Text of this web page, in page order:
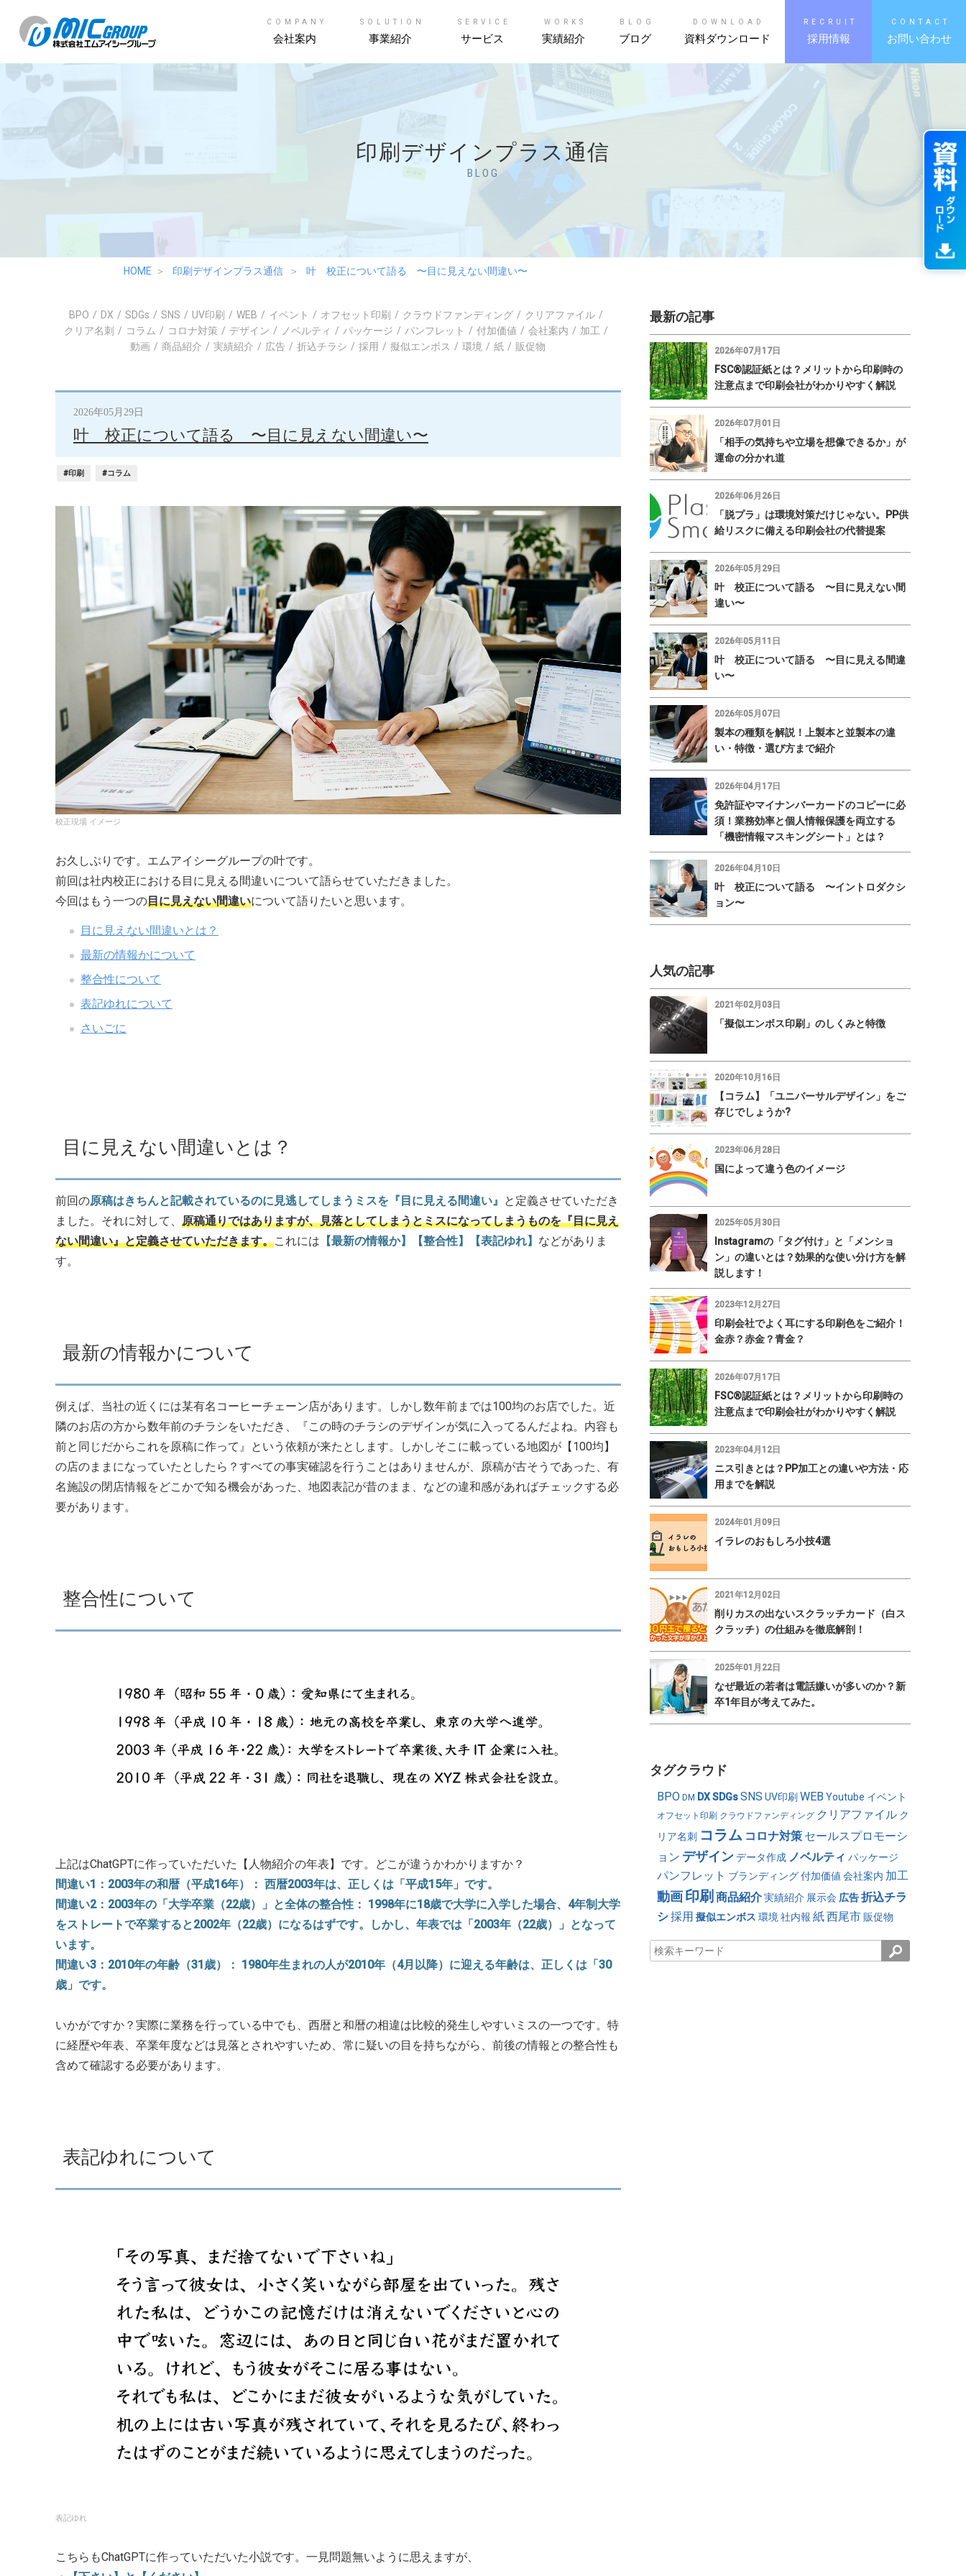
COMPANY
会社案内
SOLUTION
事業紹介
SERVICE
サービス
WORKS
実績紹介
BLOG
ブログ
DOWNLOAD
資料ダウンロード
RECRUIT
採用情報
CONTACT
お問い合わせ
印刷デザインプラス通信
BLOG
HOME 印刷デザインプラス通信 叶 校正について語る 〜目に見えない間違い〜
BPO DX SDGs SNS UV印刷 WEB イベント オフセット印刷 クラウドファンディング
クリアファイル
クリア名刺
コラム コロナ対策 デザイン ノベルティ パッケージ パンフレット 付加価値 会社案内
加工
動画
商品紹介 実績紹介 広告 折込チラシ 採用 擬似エンボス 環境 紙 販促物
2026年05月29日
叶 校正について語る 〜目に見えない間違い〜
#印刷 #コラム
校正現場 イメージ
お久しぶりです。エムアイシーグループの叶です。
前回は社内校正における目に見える間違いについて語らせていただきました。
今回はもう一つの目に見えない間違いについて語りたいと思います。
目に見えない間違いとは？
最新の情報かについて
整合性について
表記ゆれについて
さいごに
目に見えない間違いとは？
前回の原稿はきちんと記載されているのに見逃してしまうミスを『目に見える間違い』 と定義させていただき
ました。それに対して、 原稿通りではありますが、見落としてしまうとミスになってしまうものを『目に見え
ない間違い』と定義させていただきます。これには 【最新の情報か】【整合性】【表記ゆれ】 などがありま
す。
最新の情報かについて
例えば、当社の近くには某有名コーヒーチェーン店があります。しかし数年前までは100均のお店でした。近
隣のお店の方から数年前のチラシをいただき、『この時のチラシのデザインが気に入ってるんだよね。内容も
前と同じだからこれを原稿に作って』という依頼が来たとします。しかしそこに載っている地図が【100均】
の店のままになっていたとしたら？すべての事実確認を行うことはありませんが、原稿が古そうであった、有
名施設の閉店情報をどこかで知る機会があった、地図表記が昔のまま、などの違和感があればチェックする必
要があります。
整合性について
上記はChatGPTに作っていただいた【人物紹介の年表】です。どこが違うかわかりますか？
間違い1：2003年の和暦（平成16年）： 西暦2003年は、正しくは「平成15年」です。
間違い2：2003年の「大学卒業（22歳）」と全体の整合性： 1998年に18歳で大学に入学した場合、4年制大学
をストレートで卒業すると2002年（22歳）になるはずです。しかし、年表では「2003年（22歳）」となって
います。
間違い3：2010年の年齢（31歳）： 1980年生まれの人が2010年（4月以降）に迎える年齢は、正しくは「30
歳」です。
いかがですか？実際に業務を行っている中でも、西暦と和暦の相違は比較的発生しやすいミスの一つです。特
に経歴や年表、卒業年度などは見落とされやすいため、常に疑いの目を持ちながら、前後の情報との整合性も
含めて確認する必要があります。
表記ゆれについて
表記ゆれ
こちらもChatGPTに作っていただいた小説です。一見問題無いように思えますが、
最新の記事
2026年07月17日
FSC®認証紙とは？メリットから印刷時の
注意点まで印刷会社がわかりやすく解説
2026年07月01日
「相手の気持ちや立場を想像できるか」が
運命の分かれ道
2026年06月26日
「脱プラ」は環境対策だけじゃない。PP供
給リスクに備える印刷会社の代替提案
2026年05月29日
叶 校正について語る 〜目に見えない間
違い〜
2026年05月11日
叶 校正について語る 〜目に見える間違
い〜
2026年05月07日
製本の種類を解説！上製本と並製本の違
い・特徴・選び方まで紹介
2026年04月17日
免許証やマイナンバーカードのコピーに必
須！業務効率と個人情報保護を両立する
「機密情報マスキングシート」とは？
2026年04月10日
叶 校正について語る 〜イントロダクシ
ョン〜
人気の記事
2021年02月03日
「擬似エンボス印刷」のしくみと特徴
2020年10月16日
【コラム】「ユニバーサルデザイン」をご
存じでしょうか?
2023年06月28日
国によって違う色のイメージ
2025年05月30日
Instagramの「タグ付け」と「メンショ
ン」の違いとは？効果的な使い分け方を解
説します！
2023年12月27日
印刷会社でよく耳にする印刷色をご紹介！
金赤？赤金？青金？
2026年07月17日
FSC®認証紙とは？メリットから印刷時の
注意点まで印刷会社がわかりやすく解説
2023年04月12日
ニス引きとは？PP加工との違いや方法・応
用までを解説
2024年01月09日
イラレのおもしろ小技4選
2021年12月02日
削りカスの出ないスクラッチカード（白ス
クラッチ）の仕組みを徹底解剖！
2025年01月22日
なぜ最近の若者は電話嫌いが多いのか？新
卒1年目が考えてみた。
タグクラウド
BPO DM DX SDGs SNS UV印刷 WEB Youtube イベント
オフセット印刷 クラウドファンディング クリアファイル ク
リア名刺 コラム コロナ対策 セールスプロモーシ
ョン デザイン データ作成 ノベルティ パッケージ
パンフレット ブランディング 付加価値 会社案内 加工
動画 印刷 商品紹介 実績紹介 展示会 広告 折込チラ
シ採用 擬似エンボス 環境 社内報 紙西尾市 販促物